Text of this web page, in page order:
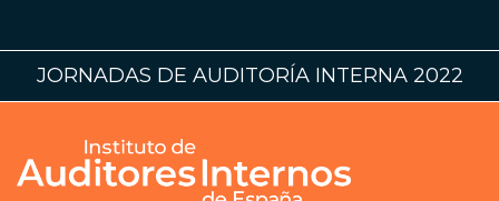
JORNADAS DE AUDITORÍA INTERNA 2022